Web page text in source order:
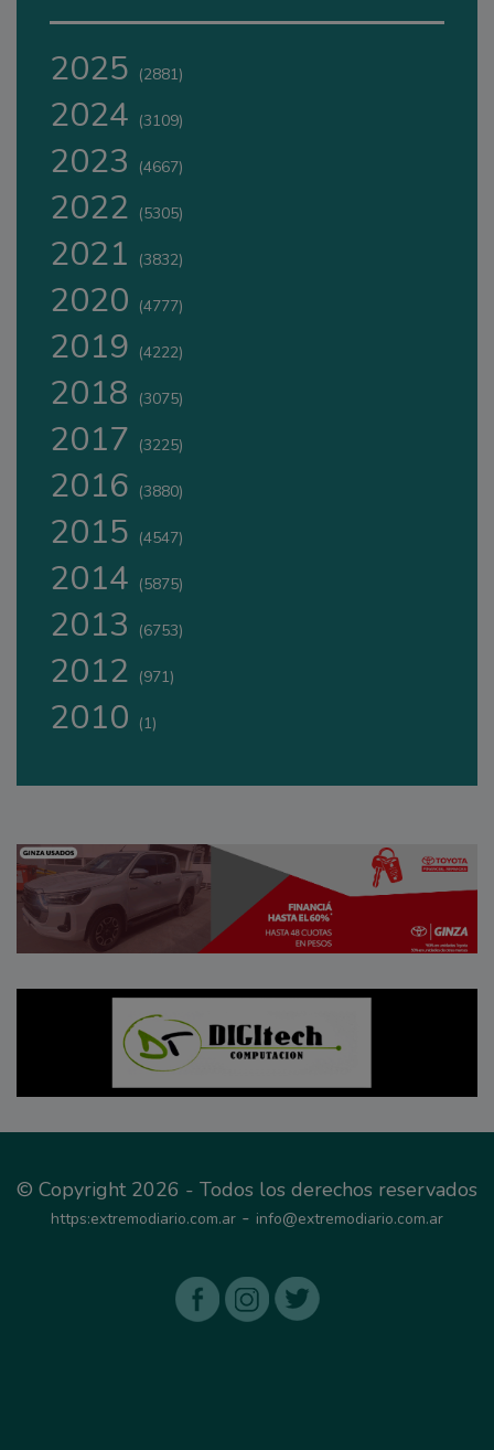
2025 (2881)
2024 (3109)
2023 (4667)
2022 (5305)
2021 (3832)
2020 (4777)
2019 (4222)
2018 (3075)
2017 (3225)
2016 (3880)
2015 (4547)
2014 (5875)
2013 (6753)
2012 (971)
2010 (1)
© Copyright 2026 - Todos los derechos reservados
https:extremodiario.com.ar - info@extremodiario.com.ar